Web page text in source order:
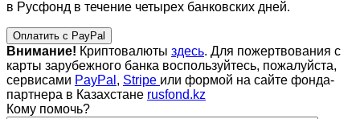
в Русфонд в течение четырех банковских дней.
Оплатить с PayPal
Внимание! Криптовалюты здесь. Для пожертвования с
карты зарубежного банка воспользуйтесь, пожалуйста,
сервисами PayPal , Stripe или формой на сайте фонда-
партнера в Казахстане rusfond.kz
Кому помочь?